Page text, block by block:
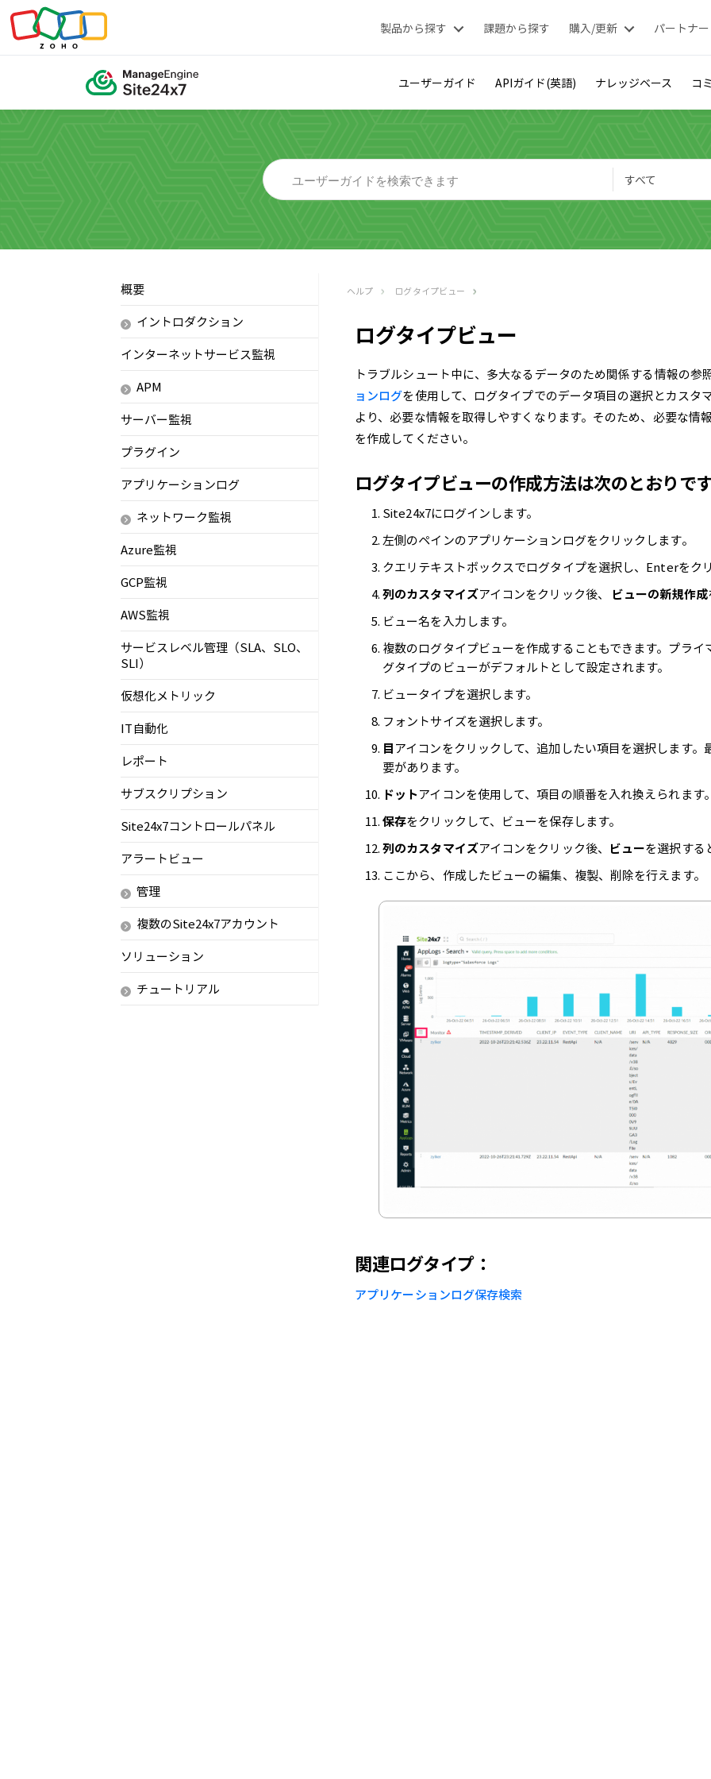
製品から探す 課題から探す 購入/更新 パートナー
ユーザーガイド APIガイド(英語) ナレッジベース コ
すべて
概要
イントロダクション
インターネットサービス監視
APM
サーバー監視
プラグイン
アプリケーションログ
ネットワーク監視
Azure監視
GCP監視
AWS監視
サービスレベル管理（SLA、SLO、
SLI）
仮想化メトリック
IT自動化
レポート
サブスクリプション
Site24x7コントロールパネル
アラートビュー
管理
複数のSite24x7アカウント
ソリューション
チュートリアル
ヘルプ ログタイプビュー
ログタイプビュー
トラブルシュート中に、多大なるデータのため関係する情報の参
ョンログを使用して、ログタイプでのデータ項目の選択とカスタ
より、必要な情報を取得しやすくなります。そのため、必要な情
を作成してください。
ログタイプビューの作成方法は次のとおりで
Site24x7にログインします。
左側のペインのアプリケーションログをクリックします。
クエリテキストボックスでログタイプを選択し、Enterをク
列のカスタマイズアイコンをクリック後、 ビューの新規作成
ビュー名を入力します。
複数のログタイプビューを作成することもできます。プラ
グタイプのビューがデフォルトとして設定されます。
ビュータイプを選択します。
フォントサイズを選択します。
目アイコンをクリックして、追加したい項目を選択します
要があります。
ドットアイコンを使用して、項目の順番を入れ換えられます
保存をクリックして、ビューを保存します。
列のカスタマイズアイコンをクリック後、 ビューを選択する
ここから、作成したビューの編集、複製、削除を行えます。
関連ログタイプ：
アプリケーションログ保存検索